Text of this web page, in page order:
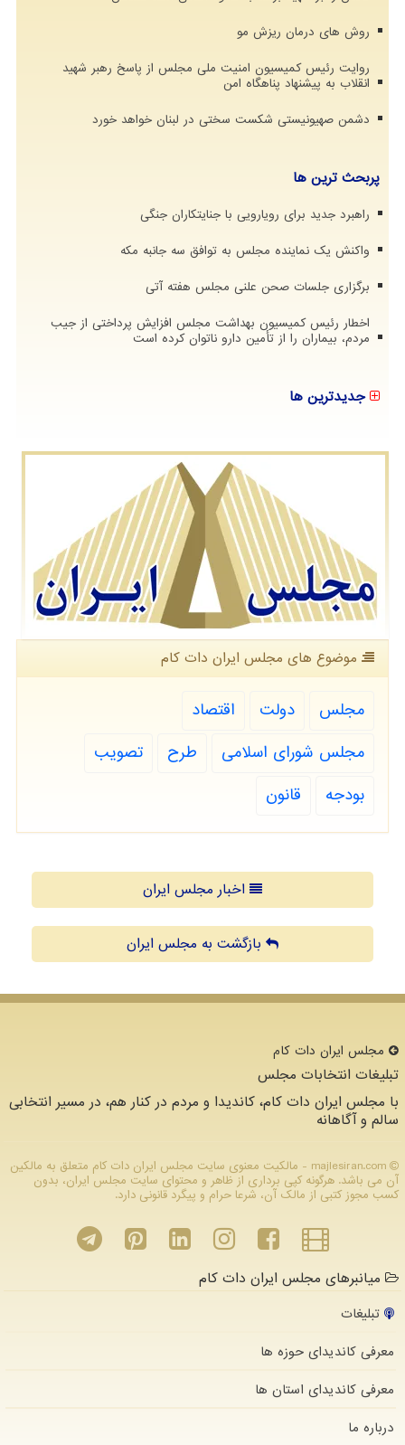
روش های درمان ریزش مو
روایت رئیس کمیسیون امنیت ملی مجلس از پاسخ رهبر شهید
انقلاب به پیشنهاد پناهگاه امن
دشمن صهیونیستی شکست سختی در لبنان خواهد خورد
پربحث ترین ها
راهبرد جدید برای رویارویی با جنایتکاران جنگی
واکنش یک نماینده مجلس به توافق سه جانبه مکه
برگزاری جلسات صحن علنی مجلس هفته آتی
اخطار رئیس کمیسیون بهداشت مجلس افزایش پرداختی از جیب
مردم، بیماران را از تأمین دارو ناتوان کرده است
جدیدترین ها
موضوع های مجلس ایران دات كام
مجلس دولت
اقتصاد
مجلس شورای اسلامی
طرح
تصویب
بودجه
قانون
اخبار مجلس ایران
بازگشت به مجلس ایران
مجلس ایران دات كام
تبلیغات انتخابات مجلس
با مجلس ایران دات کام، کاندیدا و مردم در کنار هم، در مسیر انتخابی
سالم و آگاهانه
majlesiran.com - مالکیت معنوی سایت مجلس ایران دات كام متعلق به مالکین
آن می باشد. هرگونه کپی برداری از ظاهر و محتوای سایت مجلس ایران، بدون
کسب مجوز کتبی از مالک آن، شرعا حرام و پیگرد قانونی دارد.
میانبرهای مجلس ایران دات کام
تبلیغات
معرفی کاندیدای حوزه ها
معرفی کاندیدای استان ها
درباره ما